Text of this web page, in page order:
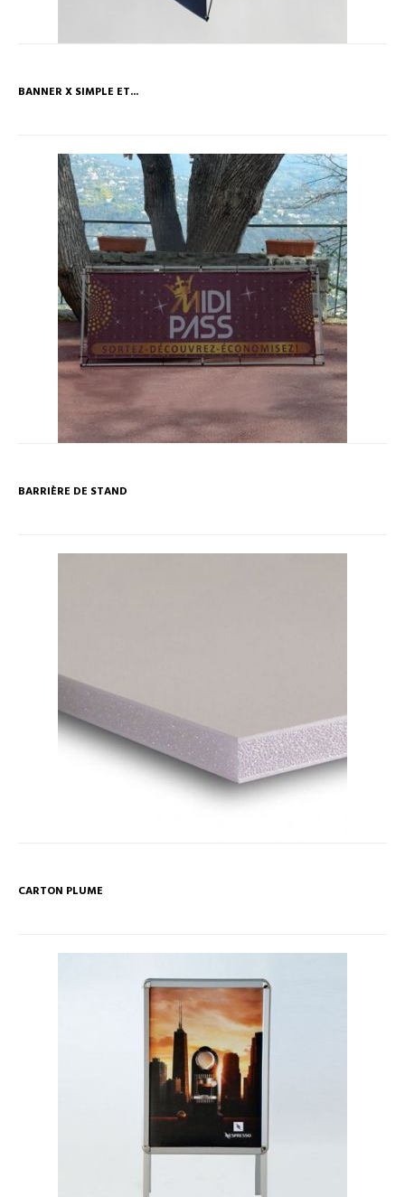
BANNER X SIMPLE ET...
BARRIÈRE DE STAND
CARTON PLUME